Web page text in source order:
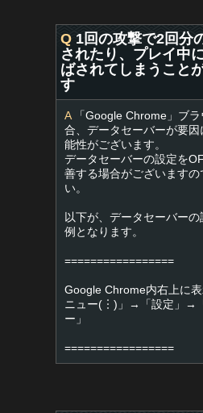
Q 1回の攻撃で2回分
されたり、プレイ中
ばされてしまうこと
す
A「Google Chrome」ブラ
合、データセーバーが要
能性がございます。
データセーバーの設定を
善する場合がございますの
い。
以下が、データセーバー
例となります。
=================
Google Chrome内右上に
ニュー(︙)」→「設定」→
ー」
=================